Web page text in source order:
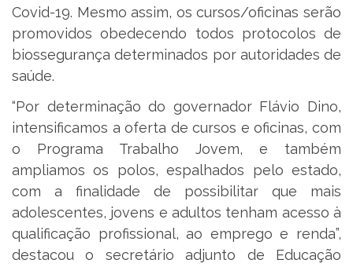
Covid-19. Mesmo assim, os cursos/oficinas serão
promovidos obedecendo todos protocolos de
biossegurança determinados por autoridades de
saúde.
“Por determinação do governador Flávio Dino,
intensificamos a oferta de cursos e oficinas, com
o Programa Trabalho Jovem, e também
ampliamos os polos, espalhados pelo estado,
com a finalidade de possibilitar que mais
adolescentes, jovens e adultos tenham acesso à
qualificação profissional, ao emprego e renda”,
destacou o secretário adjunto de Educação